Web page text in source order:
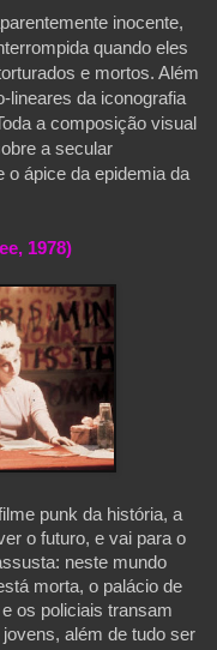
inocente,
quando eles
e mortos. Além
lineares da iconografia
a composição visual
a secular
o ápice da epidemia da
1978)
punk da história, a
o futuro, e vai para o
neste mundo
morta, o palácio de
os policiais transam
além de tudo ser